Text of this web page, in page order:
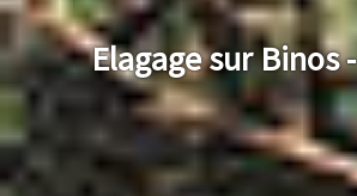
Elagage sur Binos